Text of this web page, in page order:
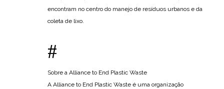
encontram no centro do manejo de resíduos urbanos e da
coleta de lixo.
#
Sobre a Alliance to End Plastic Waste
A Alliance to End Plastic Waste é uma organização